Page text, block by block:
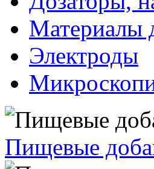
Материалы
Электроды
Пищевые